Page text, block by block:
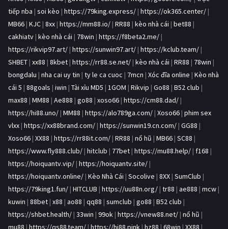
tiếp nba | soi kèo | https://79king.express/ | https://ok365.center/ |
MB66 | KJC | 8xx | https://mm88.io/ | RR88 | kèo nhà cái | bet88 |
cakhiatv | kèo nhà cái | 78win | https://f8beta2.me/ |
https://rikvip97.art/ | https://sunwin97.art/ | https://kclub.team/ |
SHBET | xx88 | 8kbet | https://rr88.se.net/ | kèo nhà cái | RR88 | 78win |
bongdalu | nha cai uy tin | ty le ca cuoc | 7mcn | Xóc đĩa online | Kèo nhà
cái 5 | 88goals | iwin | Tài xỉu MD5 | 1GOM | Rikvip | Go88 | B52 club |
max88 | MM88 | Ae888 | go88 | xoso66 | https://cm88.dad/ |
https://hi88.uno/ | MM88 | https://alo789ga.com/ | Xoso66 | phim sex
vlxx | https://xx88brand.com/ | https://sunwin19.cn.com/ | GG88 |
Xoso66 | XX88 | https://rr88it.com/ | RR88 | nổ hũ | MB66 | SC88 |
https://www.fly888.club/ | hitclub | 77bet | https://mu88.help/ | f168 |
https://hoiquantv.vip/ | https://hoiquantv.site/ |
https://hoiquantv.online/ | Kèo Nhà Cái | Socolive | 8XX | SumClub |
https://79king1.fun/ | HITCLUB | https://uu88n.org/ | tr88 | ae888 | mcw |
kuwin | 88bet | x88 | ao88 | qq88 | sumclub | go88 | B52 club |
https://shbet.health/ | 33win | 99ok | https://vnew88.net/ | nổ hũ |